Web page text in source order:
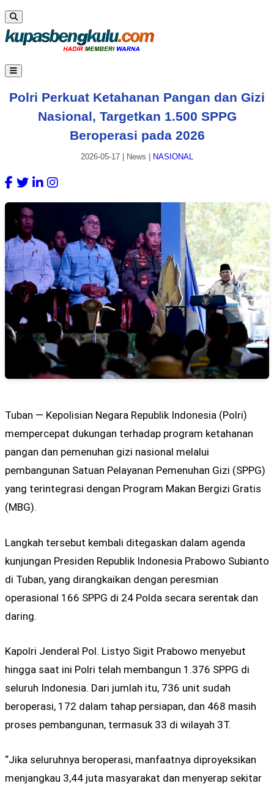
Polri Perkuat Ketahanan Pangan dan Gizi
Nasional, Targetkan 1.500 SPPG
Beroperasi pada 2026
2026-05-17 News NASIONAL
Tuban — Kepolisian Negara Republik Indonesia (Polri)
mempercepat dukungan terhadap program ketahanan
pangan dan pemenuhan gizi nasional melalui
pembangunan Satuan Pelayanan Pemenuhan Gizi (SPPG)
yang terintegrasi dengan Program Makan Bergizi Gratis
(MBG).
Langkah tersebut kembali ditegaskan dalam agenda
kunjungan Presiden Republik Indonesia Prabowo Subianto
di Tuban, yang dirangkaikan dengan peresmian
operasional 166 SPPG di 24 Polda secara serentak dan
daring.
Kapolri Jenderal Pol. Listyo Sigit Prabowo menyebut
hingga saat ini Polri telah membangun 1.376 SPPG di
seluruh Indonesia. Dari jumlah itu, 736 unit sudah
beroperasi, 172 dalam tahap persiapan, dan 468 masih
proses pembangunan, termasuk 33 di wilayah 3T.
“Jika seluruhnya beroperasi, manfaatnya diproyeksikan
menjangkau 3,44 juta masyarakat dan menyerap sekitar